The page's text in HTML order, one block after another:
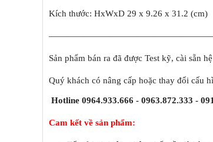
Kích thước: HxWxD 29 x 9.26 x 31.2 (cm)
Sản phẩm bán ra đã được Test kỹ, cài sẵn
Quý khách có nâng cấp hoặc thay đổi cấu
Hotline 0964.933.666 - 0963.872.333 -
Cam kết về sản phẩm: